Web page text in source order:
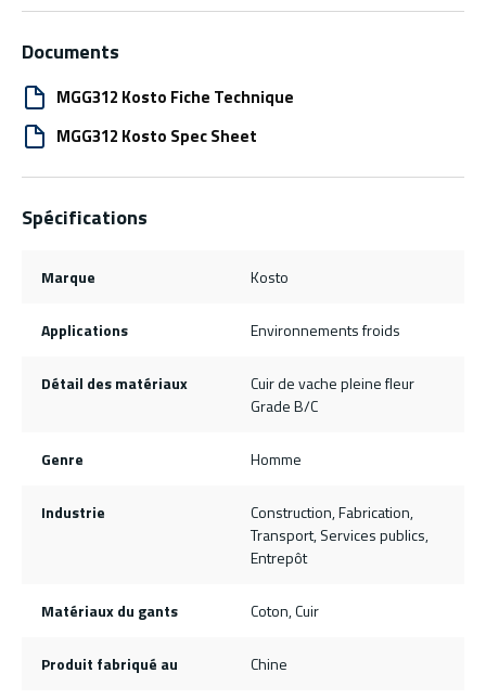
Documents
MGG312 Kosto Fiche Technique
MGG312 Kosto Spec Sheet
Spécifications
Marque Kosto
Applications Environnements froids
Détail des matériaux
Cuir de vache pleine fleur
Grade B/C
Genre Homme
Industrie
Construction, Fabrication,
Transport, Services publics,
Entrepôt
Matériaux du gants Coton, Cuir
Produit fabriqué au Chine